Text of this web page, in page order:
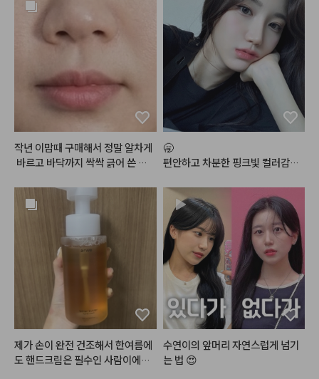
고. 색도   자연스럽고 이뻐요. 블러
셔   색이랑   섞여있으니.  일반   쉐
딩과 다르게   칙칙해   보이지   아나
영 생기   있어 보여여.  근데   좀
잘   깨질 것   같은   느낌   발색은
엄청 잘 되는 것 같아요. 그래서 좀
잘 조절해서 써야  할 것 같어여. 색
도  안칙칙 하게 생기. 있게 이쁘고
발색력도  좋고 해서 다음에도 재
구매 할 것 같아요.
작년 이맘때 구매해서 정말 알차게
바르고 바닥까지 싹싹 긁어 쓴 끝
재구매했습니다! 그동안 수많은 매
트 립을 거쳐 갔지만 결국 다시 이
제품을 찾게 된 건 대체 불가능한
독보적인 제품력 때문입니다.
처음 쓰던 제품을 1년 동안 꾸준히
사용하면서도 질리거나 변질되는
느낌 없이 마지막까지 입술 편안하
게 잘 썼는데, 재구매한 새제품을
뜯어보니 역시 그 보송하고 포슬한
감성이 그대로네요. 뻑뻑하거나 건
조하게 조여오는 매트 립이 아니라,
입술 주름을 부드럽게 메워주며 블
🥱
편안하고 차분한 핑크빛 컬러감으
말 많이 가는 최애 조합
제가 손이 완전 건조해서 한여름에
도 핸드크림은 필수인 사람이에요.
수연이의 앞머리 자연스럽게 넘기
는 법 😍